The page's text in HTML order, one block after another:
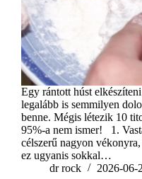
Egy rántott húst
legalább is semmilyen
benne. Mégis létezik 10
95%-a nem ismer! 1.
célszerű nagyon
ez ugyanis sokkal…
dr rock
2026-06-